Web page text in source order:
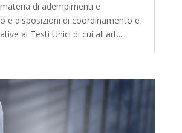
di adempimenti e
e disposizioni di coordinamento e
ai Testi Unici di cui all'art....